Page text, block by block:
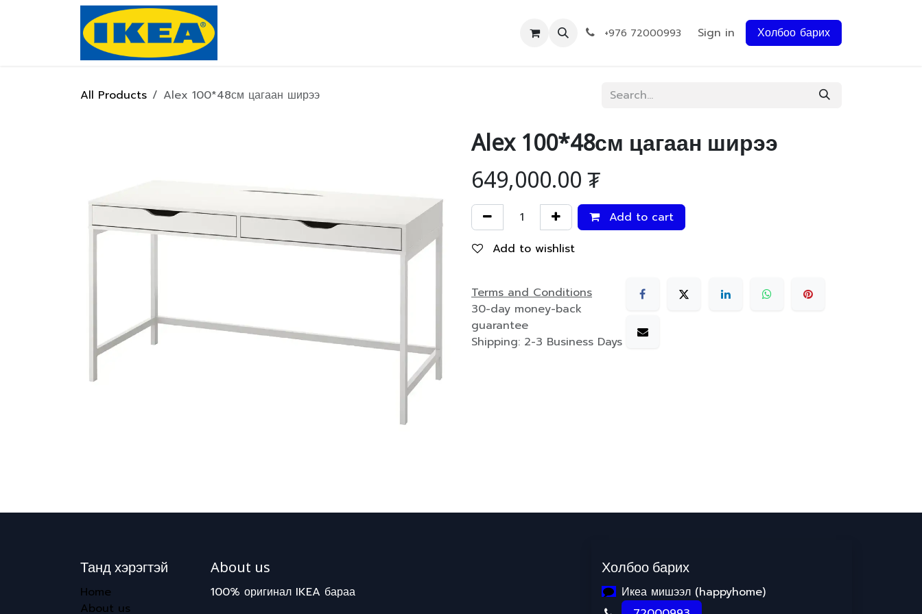
Skip to Content
+976 72000993 Sign in Холбоо барих
All Products Alex 100*48см цагаан ширээ
Alex 100*48см цагаан ширээ
649,000.00₮
Add to cart
Add to wishlist
Terms and Conditions
30-day money-back
guarantee
Shipping: 2-3 Business Days
Танд хэрэгтэй
Home
About us
About us
100% оригинал IKEA бараа
Холбоо барих
Икеа мишээл (happyhome)